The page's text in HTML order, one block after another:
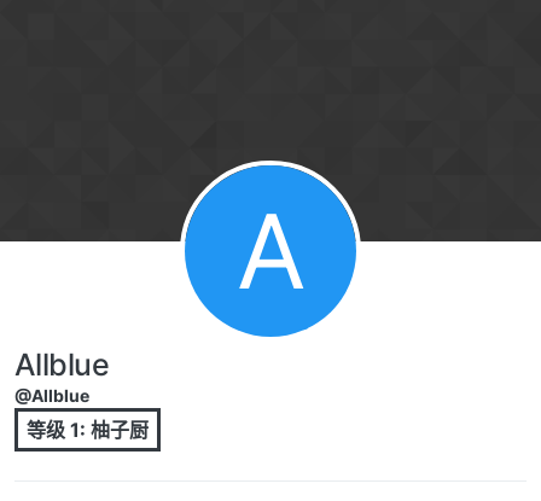
A
Allblue
@Allblue
等级 1: 柚子厨